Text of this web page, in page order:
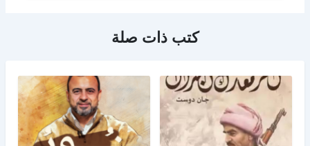
كتب ذات صلة